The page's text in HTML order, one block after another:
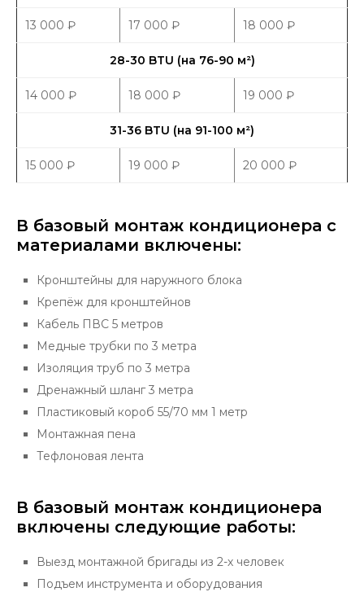
13 000 ₽ 17 000 ₽ 18 000 ₽
28-30 BTU (на 76-90 м²)
14 000 ₽ 18 000 ₽ 19 000 ₽
31-36 BTU (на 91-100 м²)
15 000 ₽ 19 000 ₽ 20 000 ₽
В базовый монтаж кондиционера с
материалами включены:
Кронштейны для наружного блока
Крепёж для кронштейнов
Кабель ПВС 5 метров
Медные трубки по 3 метра
Изоляция труб по 3 метра
Дренажный шланг 3 метра
Пластиковый короб 55/70 мм 1 метр
Монтажная пена
Тефлоновая лента
В базовый монтаж кондиционера
включены следующие работы:
Выезд монтажной бригады из 2-х человек
Подъем инструмента и оборудования